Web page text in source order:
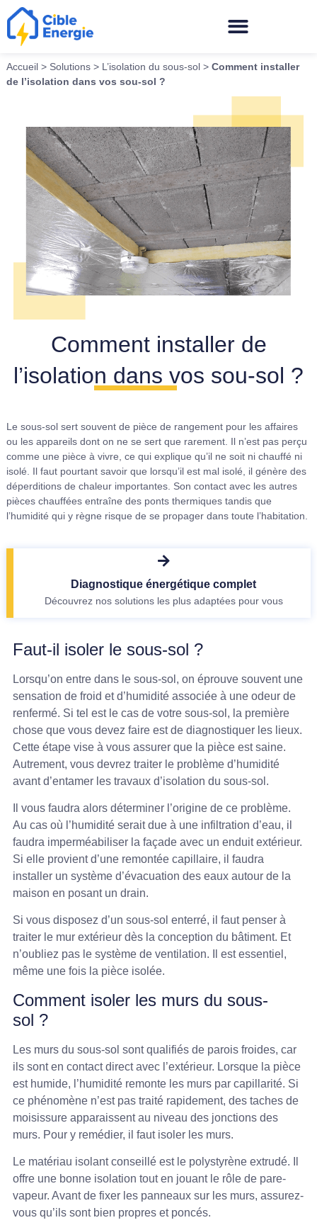
Accueil> Solutions> L’isolation du sous-sol> Comment installer
de l’isolation dans vos sou-sol ?
Comment installer de
l’isolation dans vos sou-sol ?
Le sous-sol sert souvent de pièce de rangement pour les affaires
ou les appareils dont on ne se sert que rarement. Il n’est pas perçu
comme une pièce à vivre, ce qui explique qu’il ne soit ni chauffé ni
isolé. Il faut pourtant savoir que lorsqu’il est mal isolé, il génère des
déperditions de chaleur importantes. Son contact avec les autres
pièces chauffées entraîne des ponts thermiques tandis que
l’humidité qui y règne risque de se propager dans toute l’habitation.
Diagnostique énergétique complet
Découvrez nos solutions les plus adaptées pour vous
Faut-il isoler le sous-sol ?
Lorsqu’on entre dans le sous-sol, on éprouve souvent une
sensation de froid et d’humidité associée à une odeur de
renfermé. Si tel est le cas de votre sous-sol, la première
chose que vous devez faire est de diagnostiquer les lieux.
Cette étape vise à vous assurer que la pièce est saine.
Autrement, vous devrez traiter le problème d’humidité
avant d’entamer les travaux d’isolation du sous-sol.
Il vous faudra alors déterminer l’origine de ce problème.
Au cas où l’humidité serait due à une infiltration d’eau, il
faudra imperméabiliser la façade avec un enduit extérieur.
Si elle provient d’une remontée capillaire, il faudra
installer un système d’évacuation des eaux autour de la
maison en posant un drain.
Si vous disposez d’un sous-sol enterré, il faut penser à
traiter le mur extérieur dès la conception du bâtiment. Et
n’oubliez pas le système de ventilation. Il est essentiel,
même une fois la pièce isolée.
Comment isoler les murs du sous-
sol ?
Les murs du sous-sol sont qualifiés de parois froides, car
ils sont en contact direct avec l’extérieur. Lorsque la pièce
est humide, l’humidité remonte les murs par capillarité. Si
ce phénomène n’est pas traité rapidement, des taches de
moisissure apparaissent au niveau des jonctions des
murs. Pour y remédier, il faut isoler les murs.
Le matériau isolant conseillé est le polystyrène extrudé. Il
offre une bonne isolation tout en jouant le rôle de pare-
vapeur. Avant de fixer les panneaux sur les murs, assurez-
vous qu’ils sont bien propres et poncés.